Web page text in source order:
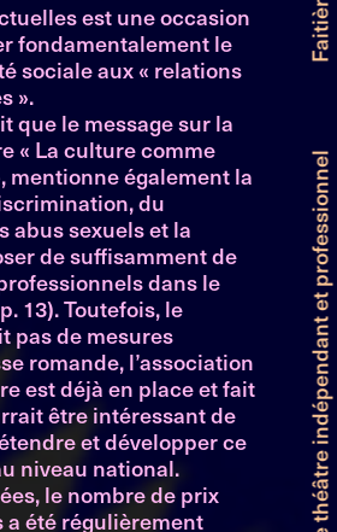
est une occasion
fondamentalement le
sociale aux « relations
».
que le message sur la
« La culture comme
mentionne également la
du
abus sexuels et la
de suffisamment de
dans le
13). Toutefois, le
pas de mesures
romande, l’association
est déjà en place et fait
être intéressant de
et développer ce
niveau national.
le nombre de prix
été régulièrement